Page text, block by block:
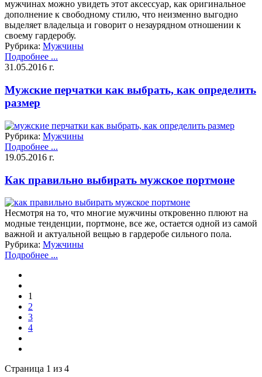
мужчинах можно увидеть этот аксессуар, как оригинальное
дополнение к свободному стилю, что неизменно выгодно
выделяет владельца и говорит о незаурядном отношении к
своему гардеробу.
Рубрика: Мужчины
Подробнее ...
31.05.2016 г.
Мужские перчатки как выбрать, как определить
размер
Рубрика: Мужчины
Подробнее ...
19.05.2016 г.
Как правильно выбирать мужское портмоне
Несмотря на то, что многие мужчины откровенно плюют на
модные тенденции, портмоне, все же, остается одной из самой
важной и актуальной вещью в гардеробе сильного пола.
Рубрика: Мужчины
Подробнее ...
1
2
3
4
Страница 1 из 4